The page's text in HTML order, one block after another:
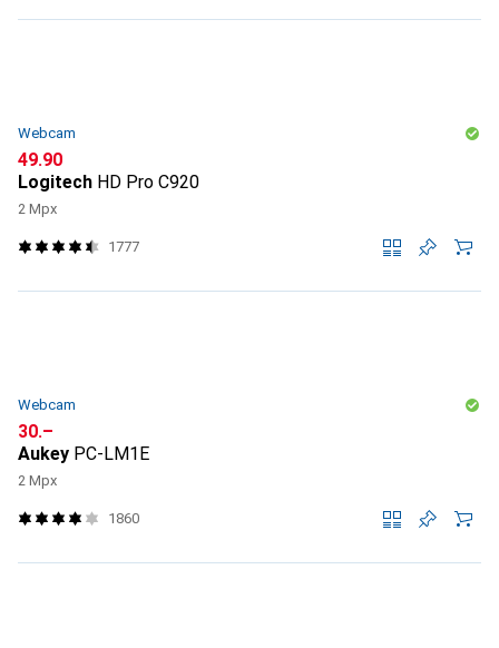
Webcam
CHF
49.90
Logitech HD Pro C920
2 Mpx
1777
Webcam
CHF
30.–
Aukey PC-LM1E
2 Mpx
1860